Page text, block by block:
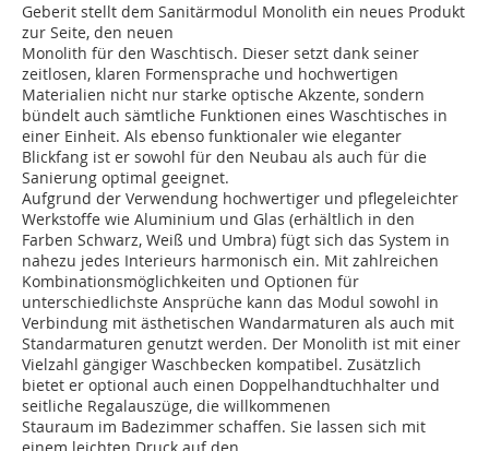
Geberit stellt dem Sanitärmodul Monolith ein neues Produkt
zur Seite, den neuen
Monolith für den Waschtisch. Dieser setzt dank seiner
zeitlosen, klaren Formensprache und hochwertigen
Materialien nicht nur starke optische Akzente, sondern
bündelt auch sämtliche Funktionen eines Waschtisches in
einer Einheit. Als ebenso funktionaler wie eleganter
Blickfang ist er sowohl für den Neubau als auch für die
Sanierung optimal geeignet.
Aufgrund der Verwendung hochwertiger und pflegeleichter
Werkstoffe wie Aluminium und Glas (erhältlich in den
Farben Schwarz, Weiß und Umbra) fügt sich das System in
nahezu jedes Interieurs harmonisch ein. Mit zahlreichen
Kombinationsmöglichkeiten und Optionen für
unterschiedlichste Ansprüche kann das Modul sowohl in
Verbindung mit ästhetischen Wandarmaturen als auch mit
Standarmaturen genutzt werden. Der Monolith ist mit einer
Vielzahl gängiger Waschbecken kompatibel. Zusätzlich
bietet er optional auch einen Doppelhandtuchhalter und
seitliche Regalauszüge, die willkommenen
Stauraum im Badezimmer schaffen. Sie lassen sich mit